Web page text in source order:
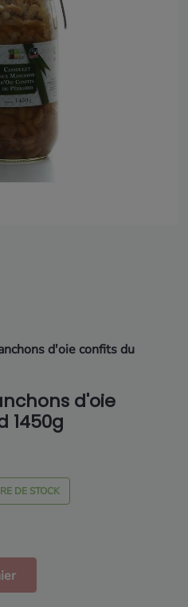
d'oie confits du
d'oie
1450g
DE STOCK